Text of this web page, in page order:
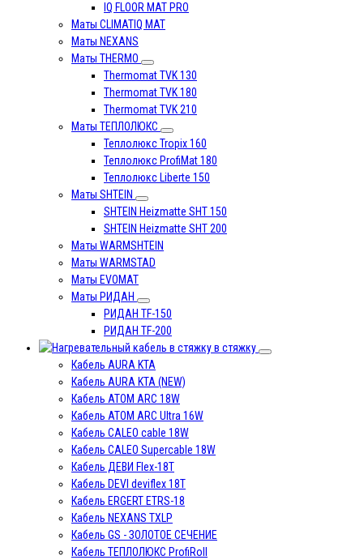
IQ FLOOR MAT PRO
Маты CLIMATIQ MAT
Маты NEXANS
Маты THERMO
Thermomat TVK 130
Thermomat TVK 180
Thermomat TVK 210
Маты ТЕПЛОЛЮКС
Теплолюкс Tropix 160
Теплолюкс ProfiMat 180
Теплолюкс Liberte 150
Маты SHTEIN
SHTEIN Heizmatte SHT 150
SHTEIN Heizmatte SHT 200
Маты WARMSHTEIN
Маты WARMSTAD
Маты EVOMAT
Маты РИДАН
РИДАН TF-150
РИДАН TF-200
в стяжку
Кабель AURA KTA
Кабель AURA KTA (NEW)
Кабель ATOM ARC 18W
Кабель ATOM ARC Ultra 16W
Кабель CALEO cable 18W
Кабель CALEO Supercable 18W
Кабель ДЕВИ Flex-18T
Кабель DEVI deviflex 18T
Кабель ERGERT ETRS-18
Кабель NEXANS TXLP
Кабель GS - ЗОЛОТОЕ СЕЧЕНИЕ
Кабель ТЕПЛОЛЮКС ProfiRoll